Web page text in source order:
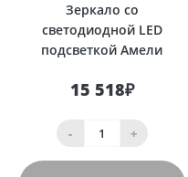
Зеркало со
светодиодной LED
подсветкой Амели
15 518₽
- +